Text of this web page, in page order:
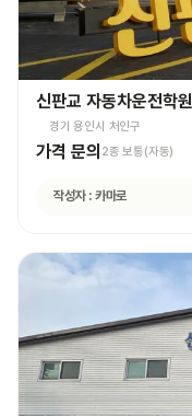
신판교 자동차운전학원
경기 용인시 처인구
가격 문의 2종 보통(자동)
작성자 : 카마로